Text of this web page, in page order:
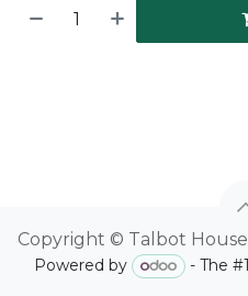
Copyright © Talbot House
Powered by
- The #1